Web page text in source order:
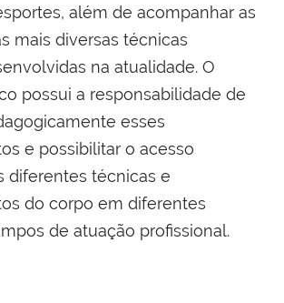
além de acompanhar as
mais diversas técnicas
na atualidade. O
possui a responsabilidade de
esses
e possibilitar o acesso
diferentes técnicas e
do corpo em diferentes
de atuação profissional.